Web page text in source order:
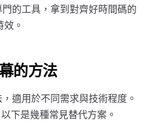
的工具，拿到對齊好時間碼的
。
的方法
適用於不同需求與技術程度。
下是幾種常見替代方案。